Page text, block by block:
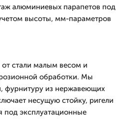
алюминиевых парапетов под
высоты, мм-параметров
стали малым весом и
обработки. Мы
фурнитуру из нержавеющих
несущую стойку, ригели
под эксплуатационные